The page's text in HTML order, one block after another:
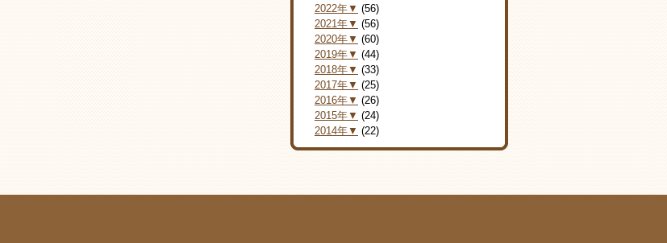
2022年▼ (56)
2021年▼ (56)
2020年▼ (60)
2019年▼ (44)
2018年▼ (33)
2017年▼ (25)
2016年▼ (26)
2015年▼ (24)
2014年▼ (22)